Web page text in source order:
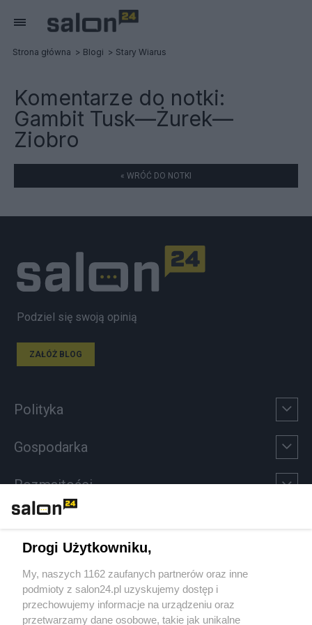
Strona główna Blogi Stary Wiarus
Komentarze do notki:
Gambit Tusk—Żurek—
Ziobro
« WRÓĆ DO NOTKI
Podziel się swoją opinią
ZAŁÓŻ BLOG
Polityka
Gospodarka
Rozmaitości
Sport
Społeczeństwo
Drogi Użytkowniku,
My, naszych 1162 zaufanych partnerów oraz inne
podmioty z salon24.pl uzyskujemy dostęp i
przechowujemy informacje na urządzeniu oraz
przetwarzamy dane osobowe, takie jak unikalne